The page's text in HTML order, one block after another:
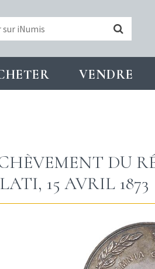
VENDRE
DU
15 AVRIL 1873